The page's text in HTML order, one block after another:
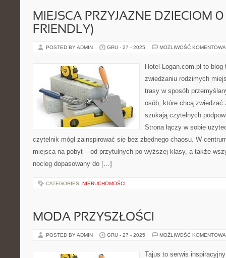
MIEJSCA PRZYJAZNE DZIECIOM
FRIENDLY)
POSTED BY ADMIN GRU - 27 - 2025 MOŻLIWOŚĆ
Hotel-Logan.com.pl to
zwiedzaniu rodzimych
trasy w sposób
osób, które chcą zwiedzać
szukają czytelnych
Strona łączy w sobie
czytelnik mógł zainspirować się bez zbędnego chaosu. W
miejsca na pobyt – od przytulnych po wyższej klasy, a także
nocleg dopasowany do […]
CATEGORIES: NIERUCHOMOŚCI
MODA PRZYSZŁOŚCI
POSTED BY ADMIN GRU - 27 - 2025 MOŻLIWOŚĆ
Tajus to serwis